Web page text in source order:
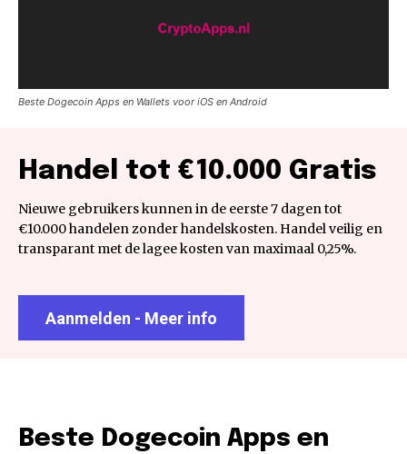
Beste Dogecoin Apps en Wallets voor iOS en Android
Handel tot €10.000 Gratis
Nieuwe gebruikers kunnen in de eerste 7 dagen tot
€10.000 handelen zonder handelskosten. Handel veilig en
transparant met de lagee kosten van maximaal 0,25%.
Aanmelden - Meer info
Beste Dogecoin Apps en